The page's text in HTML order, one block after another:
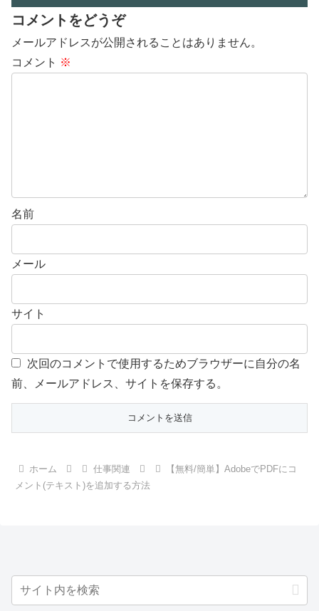
コメントをどうぞ
メールアドレスが公開されることはありません。
コメント ※
名前
メール
サイト
次回のコメントで使用するためブラウザーに自分の名
前、メールアドレス、サイトを保存する。
ホーム 仕事関連
【無料/簡単】AdobeでPDFにコ
メント(テキスト)を追加する方法